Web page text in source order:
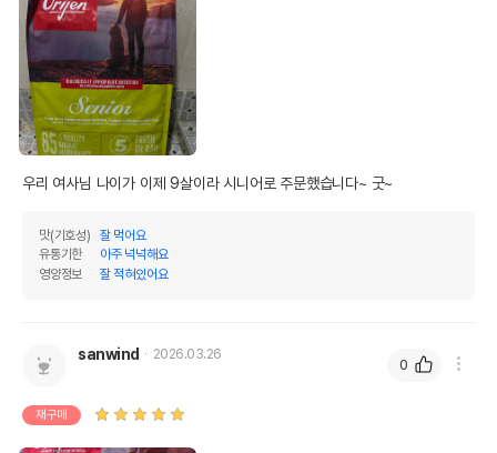
우리 여사님 나이가 이제 9살이라 시니어로 주문했습니다~ 굿~
맛(기호성)
잘 먹어요
유통기한
아주 넉넉해요
영양정보
잘 적혀있어요
sanwind 2026.03.26
재구매
0